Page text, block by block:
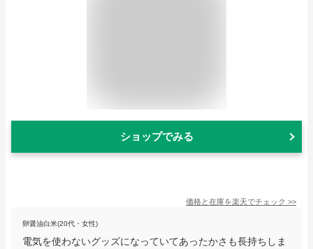
ショップでみる
価格と在庫を楽天でチェック >>
卵醤油白米(20代・女性)
電気を使わないグッズになっていてあったかさも長持ちしま